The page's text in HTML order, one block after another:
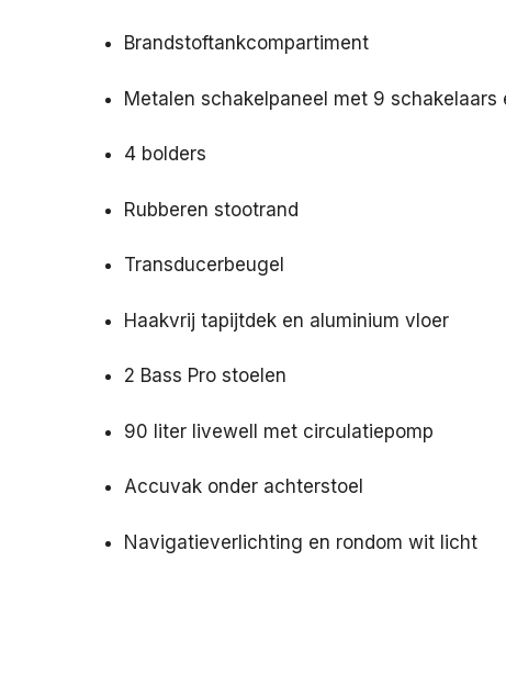
Brandstoftankcompartiment
Metalen schakelpaneel met 9 schakelaars
4 bolders
Rubberen stootrand
Transducerbeugel
Haakvrij tapijtdek en aluminium vloer
2 Bass Pro stoelen
90 liter livewell met circulatiepomp
Accuvak onder achterstoel
Navigatieverlichting en rondom wit licht